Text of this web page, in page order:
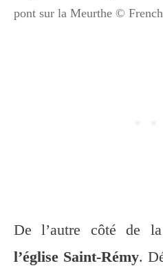
pont sur la Meurthe ©
De l’autre côté de
l’église Saint-Rémy.